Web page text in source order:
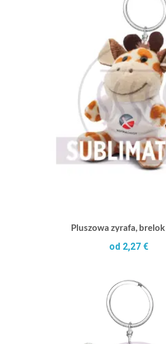
Pluszowa zyrafa,
od 2,27 €